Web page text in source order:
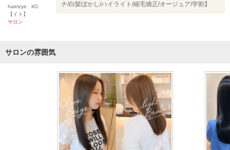
hair/eye. itO.
【イト】
サロン
チ/白髪ぼかし/ハイライト/縮毛矯正/オージュア/学割】
サロンの雰囲気